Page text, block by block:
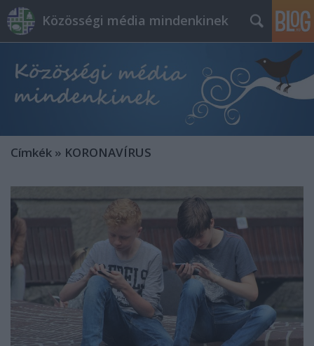
Közösségi média mindenkinek
Címkék » KORONAVÍRUS